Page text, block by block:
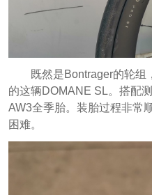
既然是Bontrager的轮组
的这辆DOMANE SL。搭配
AW3全季胎。装胎过程非常
困难。